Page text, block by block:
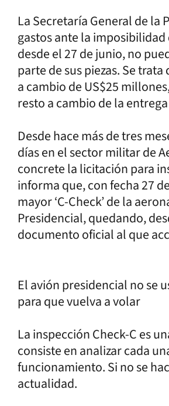
La Secretaría General de
gastos ante la
desde el 27 de junio, no
parte de sus piezas. Se
a cambio de US$25
resto a cambio de la
Desde hace más de tres
días en el sector militar de
concrete la licitación para
informa que, con fecha 27
mayor ‘C-Check’ de la
Presidencial, quedando,
documento oficial al que
El avión presidencial no se
para que vuelva a volar
La inspección Check-C es
consiste en analizar cada
funcionamiento. Si no se
actualidad.